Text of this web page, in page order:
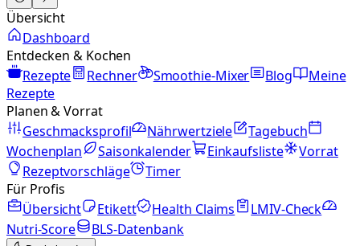
Übersicht
Dashboard
Entdecken & Kochen
Rezepte
Rechner Smoothie-Mixer Blog
Meine
Rezepte
Planen & Vorrat
Geschmacksprofil
Nährwertziele
Tagebuch
Wochenplan
Saisonkalender Einkaufsliste
Vorrat
Rezeptvorschläge
Timer
Für Profis
Übersicht
Etikett Health Claims
LMIV-Check
Nutri-Score
BLS-Datenbank